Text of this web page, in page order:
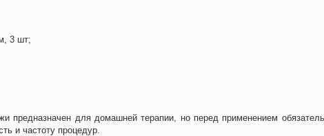
3 шт;
для домашней терапии, но перед применением
и частоту процедур.